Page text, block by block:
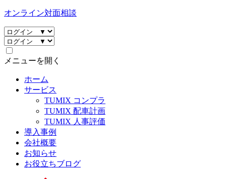
オンライン対面相談
メニューを開く
ホーム
サービス
TUMIX コンプラ
TUMIX 配車計画
TUMIX 人事評価
導入事例
会社概要
お知らせ
お役立ちブログ